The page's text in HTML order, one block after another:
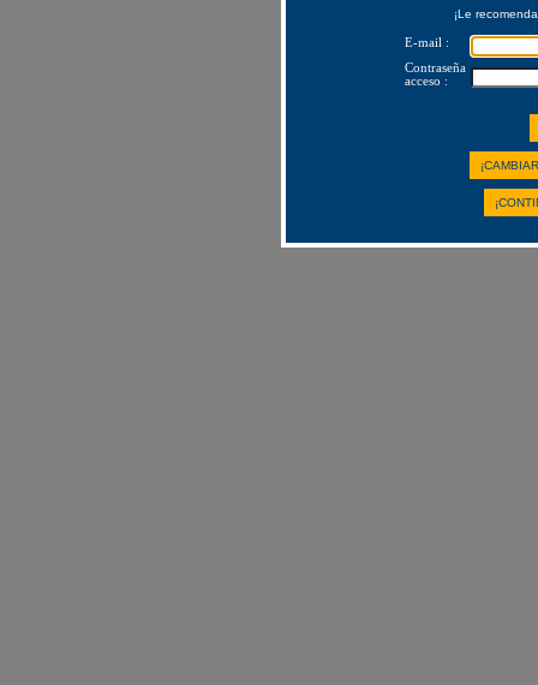
¡Le
E-mail :
Contraseña
acceso :